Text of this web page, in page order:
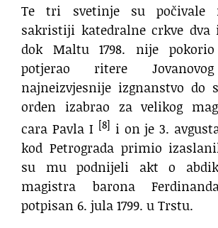
Te tri svetinje su
sakristiji katedralne crkve dva
dok Maltu 1798. nije
potjerao ritere
najneizvjesnije izgnanstvo do
orden izabrao za velikog
cara Pavla I [8] i on je 3.
kod Petrograda primio
su mu podnijeli akt o
magistra barona
potpisan 6. jula 1799. u Trstu.